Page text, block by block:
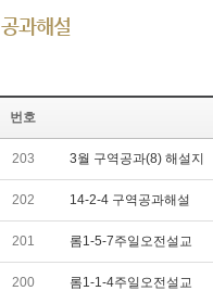
공과해설
번호
203 3월 구역공과(8) 해설지
202 14-2-4 구역공과해설
201 롬1-5-7주일오전설교
200 롬1-1-4주일오전설교